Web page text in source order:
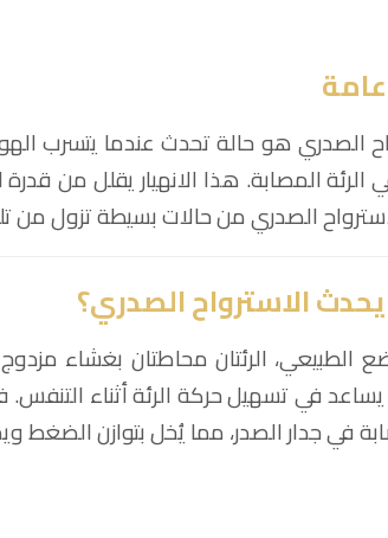
الصدري هو حالة تحدث عندما يتسرب
المصابة. هذا الانهيار يقلل من
الصدري من حالات بسيطة تزول من
الاسترواح الصدري؟
الطبيعي، الرئتان محاطتان بغشاء
يساعد في تسهيل حركة الرئة أثناء
في جدار الصدر، مما يُخل بتوازن الضغط